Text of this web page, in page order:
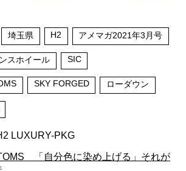
埼玉県 H2 アメマガ2021年3月号
スホイール SIC
SKY FORGED ローダウン
LUXURY-PKG
「自分色に染め上げる」それが